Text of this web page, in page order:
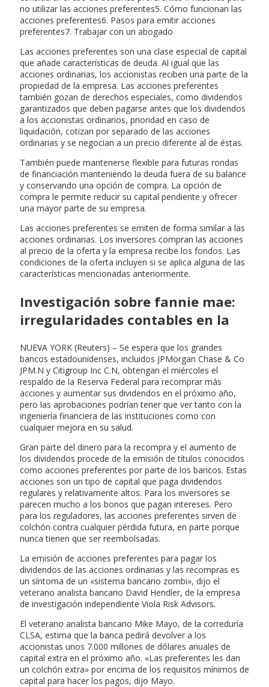
no utilizar las acciones preferentes5. Cómo funcionan las
acciones preferentes6. Pasos para emitir acciones
preferentes7. Trabajar con un abogado
Las acciones preferentes son una clase especial de capital
que añade características de deuda. Al igual que las
acciones ordinarias, los accionistas reciben una parte de la
propiedad de la empresa. Las acciones preferentes
también gozan de derechos especiales, como dividendos
garantizados que deben pagarse antes que los dividendos
a los accionistas ordinarios, prioridad en caso de
liquidación, cotizan por separado de las acciones
ordinarias y se negocian a un precio diferente al de éstas.
También puede mantenerse flexible para futuras rondas
de financiación manteniendo la deuda fuera de su balance
y conservando una opción de compra. La opción de
compra le permite reducir su capital pendiente y ofrecer
una mayor parte de su empresa.
Las acciones preferentes se emiten de forma similar a las
acciones ordinarias. Los inversores compran las acciones
al precio de la oferta y la empresa recibe los fondos. Las
condiciones de la oferta incluyen si se aplica alguna de las
características mencionadas anteriormente.
Investigación sobre fannie mae:
irregularidades contables en la
NUEVA YORK (Reuters) – Se espera que los grandes
bancos estadounidenses, incluidos JPMorgan Chase & Co
JPM.N y Citigroup Inc C.N, obtengan el miércoles el
respaldo de la Reserva Federal para recomprar más
acciones y aumentar sus dividendos en el próximo año,
pero las aprobaciones podrían tener que ver tanto con la
ingeniería financiera de las instituciones como con
cualquier mejora en su salud.
Gran parte del dinero para la recompra y el aumento de
los dividendos procede de la emisión de títulos conocidos
como acciones preferentes por parte de los bancos. Estas
acciones son un tipo de capital que paga dividendos
regulares y relativamente altos. Para los inversores se
parecen mucho a los bonos que pagan intereses. Pero
para los reguladores, las acciones preferentes sirven de
colchón contra cualquier pérdida futura, en parte porque
nunca tienen que ser reembolsadas.
La emisión de acciones preferentes para pagar los
dividendos de las acciones ordinarias y las recompras es
un síntoma de un «sistema bancario zombi», dijo el
veterano analista bancario David Hendler, de la empresa
de investigación independiente Viola Risk Advisors.
El veterano analista bancario Mike Mayo, de la correduría
CLSA, estima que la banca pedirá devolver a los
accionistas unos 7.000 millones de dólares anuales de
capital extra en el próximo año. «Las preferentes les dan
un colchón extra» por encima de los requisitos mínimos de
capital para hacer los pagos, dijo Mayo.